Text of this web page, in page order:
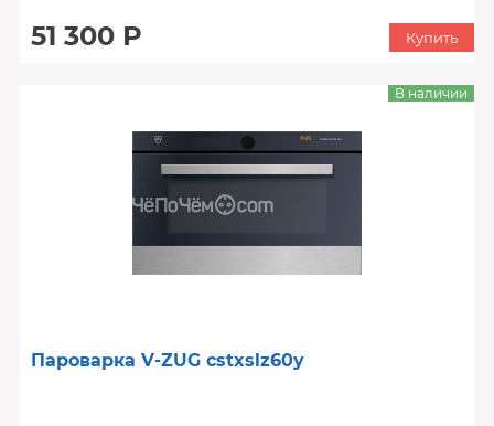
51 300 Р Купить
Пароварка V-ZUG cstxslz60y
В наличии